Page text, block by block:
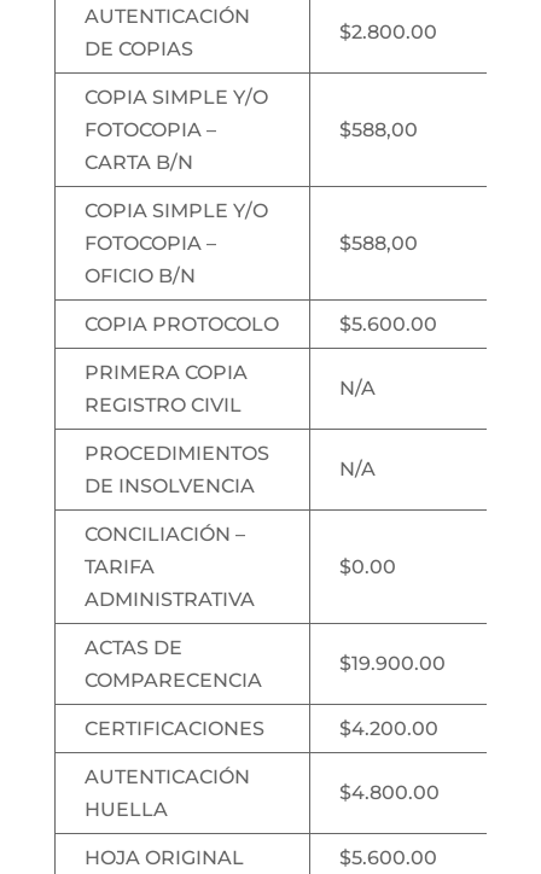
AUTENTICACIÓN
DE COPIAS
$2.800.00
COPIA SIMPLE Y/O
FOTOCOPIA –
CARTA B/N
$588,00
COPIA SIMPLE Y/O
FOTOCOPIA –
OFICIO B/N
$588,00
COPIA PROTOCOLO $5.600.00
PRIMERA COPIA
REGISTRO CIVIL
N/A
PROCEDIMIENTOS
DE INSOLVENCIA
N/A
CONCILIACIÓN –
TARIFA
ADMINISTRATIVA
$0.00
ACTAS DE
COMPARECENCIA
$19.900.00
CERTIFICACIONES $4.200.00
AUTENTICACIÓN
HUELLA
$4.800.00
HOJA ORIGINAL $5.600.00